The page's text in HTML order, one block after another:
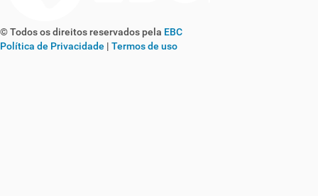
© Todos os direitos reservados pela EBC
Política de Privacidade | Termos de uso